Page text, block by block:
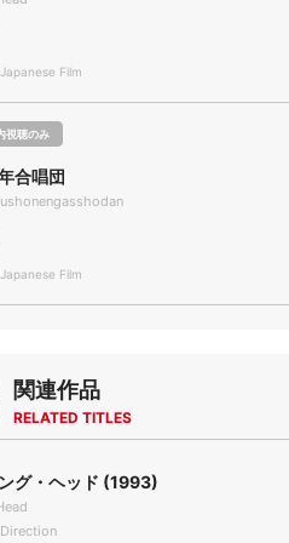
Film
視聴のみ
合唱団
Film
関連作品
RELATED TITLES
グ・ヘッド (1993)